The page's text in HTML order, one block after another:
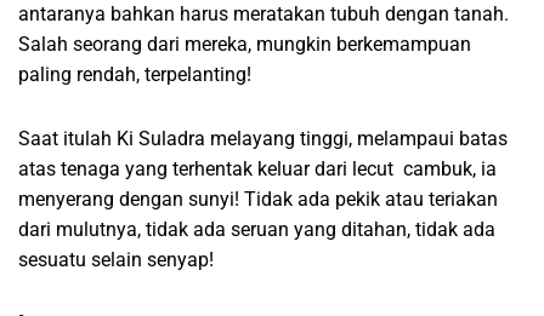
antaranya bahkan harus meratakan tubuh dengan tanah.
Salah seorang dari mereka, mungkin berkemampuan
paling rendah, terpelanting!
Saat itulah Ki Suladra melayang tinggi, melampaui batas
atas tenaga yang terhentak keluar dari lecut cambuk, ia
menyerang dengan sunyi! Tidak ada pekik atau teriakan
dari mulutnya, tidak ada seruan yang ditahan, tidak ada
sesuatu selain senyap!